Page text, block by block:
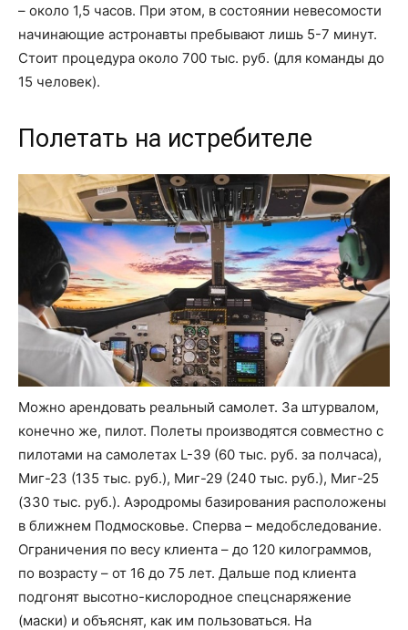
– около 1,5 часов. При этом, в состоянии невесомости
начинающие астронавты пребывают лишь 5-7 минут.
Стоит процедура около 700 тыс. руб. (для команды до
15 человек).
Полетать на истребителе
Можно арендовать реальный самолет. За штурвалом,
конечно же, пилот. Полеты производятся совместно с
пилотами на самолетах L-39 (60 тыс. руб. за полчаса),
Миг-23 (135 тыс. руб.), Миг-29 (240 тыс. руб.), Миг-25
(330 тыс. руб.). Аэродромы базирования расположены
в ближнем Подмосковье. Сперва – медобследование.
Ограничения по весу клиента – до 120 килограммов,
по возрасту – от 16 до 75 лет. Дальше под клиента
подгонят высотно-кислородное спецснаряжение
(маски) и объяснят, как им пользоваться. На